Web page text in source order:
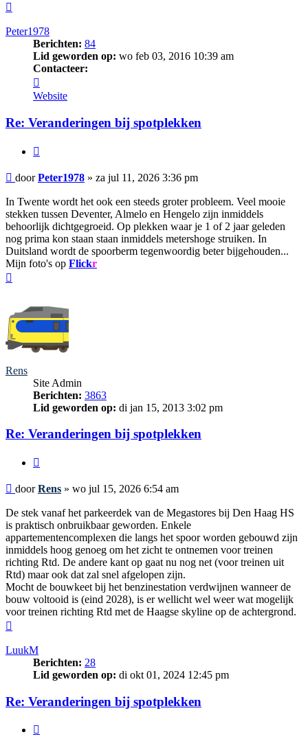
Peter1978
Berichten: 84
Lid geworden op: wo feb 03, 2016 10:39 am
Contacteer:
Peter1978
Website
Re: Veranderingen bij spotplekken
Bericht
doorPeter1978 » za jul 11, 2026 3:36 pm
In Twente wordt het ook een steeds groter probleem. Veel mooie
stekken tussen Deventer, Almelo en Hengelo zijn inmiddels
behoorlijk dichtgegroeid. Op plekken waar je 1 of 2 jaar geleden
nog prima kon staan staan inmiddels metershoge struiken. In
Duitsland wordt de spoorberm tegenwoordig beter bijgehouden...
Mijn foto's op Flickr
Rens
Site Admin
Berichten: 3863
Lid geworden op: di jan 15, 2013 3:02 pm
Re: Veranderingen bij spotplekken
Bericht
doorRens » wo jul 15, 2026 6:54 am
De stek vanaf het parkeerdek van de Megastores bij Den Haag HS
is praktisch onbruikbaar geworden. Enkele
appartementencomplexen die langs het spoor worden gebouwd zijn
inmiddels hoog genoeg om het zicht te ontnemen voor treinen
richting Rtd. De andere kant op gaat nu nog net (voor treinen uit
Rtd) maar ook dat zal snel afgelopen zijn.
Mocht de bouwkeet bij het benzinestation verdwijnen wanneer de
bouw voltooid is (eind 2028), is er wellicht wel weer wat mogelijk
voor treinen richting Rtd met de Haagse skyline op de achtergrond.
LuukM
Berichten: 28
Lid geworden op: di okt 01, 2024 12:45 pm
Re: Veranderingen bij spotplekken